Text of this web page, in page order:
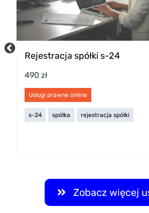
Rejestracja spółki s-24
490 zł
Usługi prawne online
s-24 spółka rejestracja spółki
Zobacz więcej